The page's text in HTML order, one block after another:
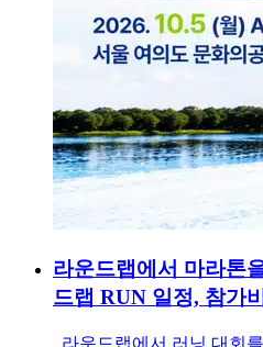
라운드랩에서 마라톤
드랩 RUN 일정, 참가
라운드랩에서 러닝 대회